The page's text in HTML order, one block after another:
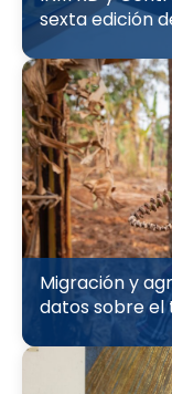
sexta edición
Migración y
datos sobre